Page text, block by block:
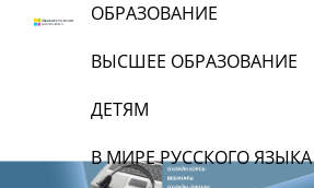
ОБРАЗОВАНИЕ
ВЫСШЕЕ ОБРАЗОВАНИЕ
ДЕТЯМ
В МИРЕ РУССКОГО ЯЗЫКА